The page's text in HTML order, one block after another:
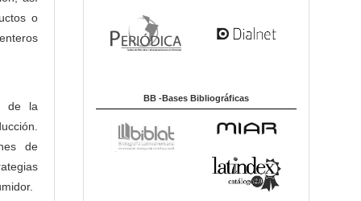
o
de la
de
BB -Bases Bibliográficas